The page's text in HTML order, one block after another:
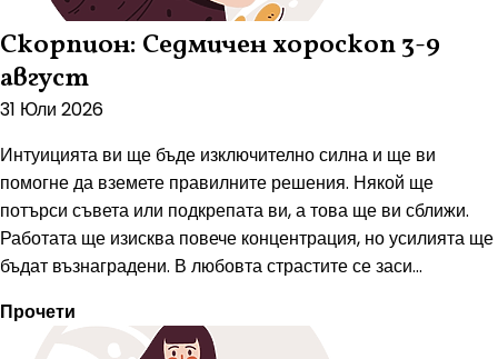
Скорпион: Седмичен хороскоп 3-9
август
31 Юли 2026
Интуицията ви ще бъде изключително силна и ще ви
помогне да вземете правилните решения. Някой ще
потърси съвета или подкрепата ви, а това ще ви сближи.
Работата ще изисква повече концентрация, но усилията ще
бъдат възнаградени. В любовта страстите се заси...
Прочети